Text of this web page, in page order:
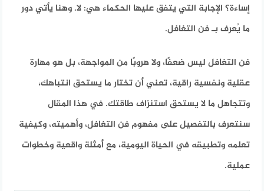
إساءة؟ الإجابة التي يتفق عليها الحكماء هي: لا. وهنا يأتي دور
ما يُعرف بـ فن التغافل.
فن التغافل ليس ضعفًا، ولا هروبًا من المواجهة، بل هو مهارة
عقلية ونفسية راقية، تعني أن تختار ما يستحق انتباهك،
وتتجاهل ما لا يستحق استنزاف طاقتك. في هذا المقال
سنتعرف بالتفصيل على مفهوم فن التغافل، وأهميته، وكيفية
تعلمه وتطبيقه في الحياة اليومية، مع أمثلة واقعية وخطوات
عملية.